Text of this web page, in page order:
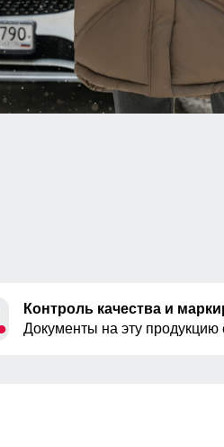
Контроль качества и
Документы на эту продукцию